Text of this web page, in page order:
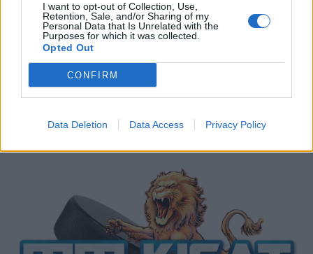
I want to opt-out of Collection, Use,
Retention, Sale, and/or Sharing of my
Personal Data that Is Unrelated with the
Purposes for which it was collected.
Opted Out
CONFIRM
Data Deletion Data Access Privacy Policy
divisioonassa – sai samasta tilanteesta
50 jäähyminuuttia
Kanada – USA klo 15:10 – näin katsot
ottelun ilmaiseksi TV:stä